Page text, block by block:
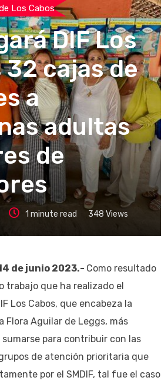
Los Cabos
DIF Los
32 cajas de
a
adultas
de
1 minute read 348 Views
de junio 2023.- Como resultado
trabajo que ha realizado el
Los Cabos, que encabeza la
Flora Aguilar de Leggs, más
para contribuir con las
de atención prioritaria que
por el SMDIF, tal fue el caso